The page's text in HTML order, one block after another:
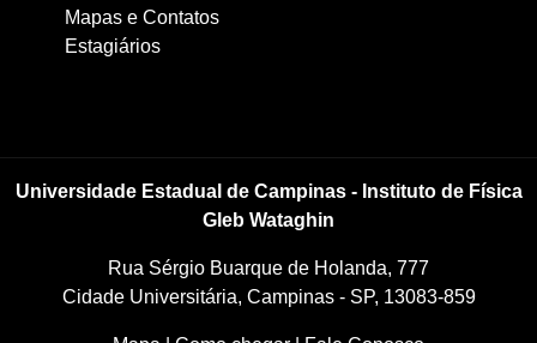
Mapas e Contatos
Estagiários
Universidade Estadual de Campinas - Instituto de Física
Gleb Wataghin
Rua Sérgio Buarque de Holanda, 777
Cidade Universitária, Campinas - SP, 13083-859